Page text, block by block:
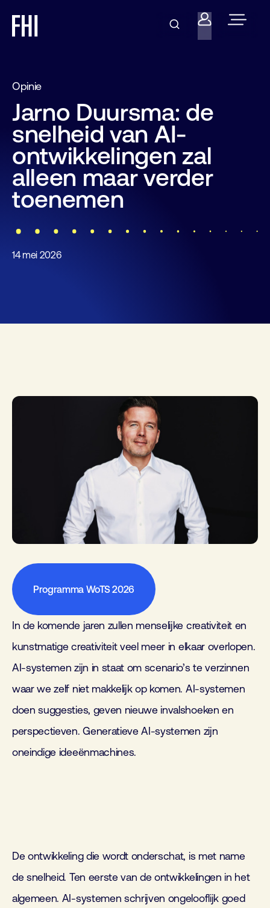
Opinie
Jarno Duursma: de
snelheid van AI-
ontwikkelingen zal
alleen maar verder
toenemen
14 mei 2026
Programma WoTS 2026
In de komende jaren zullen menselijke creativiteit en
kunstmatige creativiteit veel meer in elkaar overlopen.
AI-systemen zijn in staat om scenario’s te verzinnen
waar we zelf niet makkelijk op komen. AI-systemen
doen suggesties, geven nieuwe invalshoeken en
perspectieven. Generatieve AI-systemen zijn
oneindige ideeënmachines.
De ontwikkeling die wordt onderschat, is met name
de snelheid. Ten eerste van de ontwikkelingen in het
algemeen. AI-systemen schrijven ongelooflijk goed